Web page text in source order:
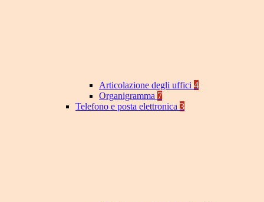
Articolazione degli uffici 4
Organigramma 7
Telefono e posta elettronica 3